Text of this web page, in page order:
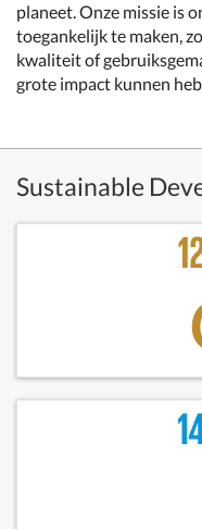
planeet. Onze missie is
toegankelijk te maken,
kwaliteit of
grote impact kunnen
Sustainable